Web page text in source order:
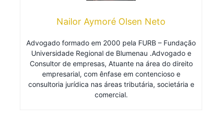
Nailor Aymoré Olsen Neto
Advogado formado em 2000 pela FURB – Fundação
Universidade Regional de Blumenau .Advogado e
Consultor de empresas, Atuante na área do direito
empresarial, com ênfase em contencioso e
consultoria jurídica nas áreas tributária, societária e
comercial.